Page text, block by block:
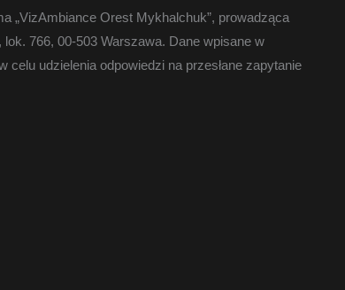
„VizAmbiance Orest Mykhalchuk”, prowadząca
766, 00-503 Warszawa. Dane wpisane w
udzielenia odpowiedzi na przesłane zapytanie